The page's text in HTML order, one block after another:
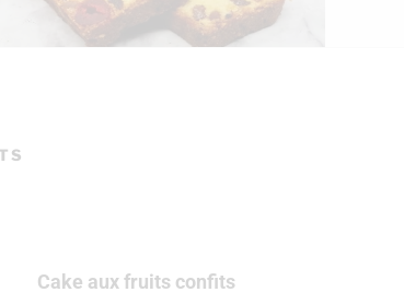
Cake aux fruits confits